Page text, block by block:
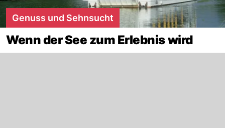
Genuss und Sehnsucht
Wenn der See zum Erlebnis wird